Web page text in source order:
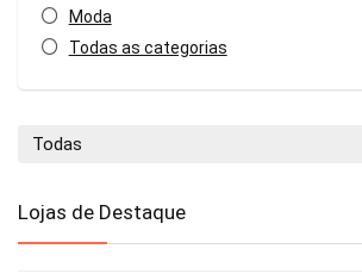
Moda
Todas as categorias
Todas
Lojas de Destaque